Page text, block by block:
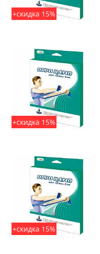
+скидка 15%
+скидка 15%
+скидка 15%